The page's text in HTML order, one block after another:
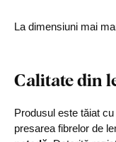
La dimensiuni mai
Calitate din
Produsul este tăiat cu
presarea fibrelor de